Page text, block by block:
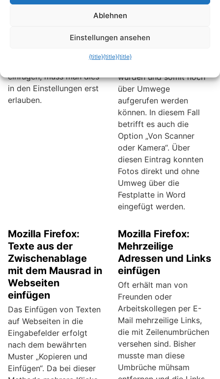
herauskopieren. Möchte
einen Befehl in ein
Textdokument, wie zum
einfügen, muss man dies
in den Einstellungen erst
erlauben.
Funktionen die ab
Version 2007 nicht mehr
Nachricht ist, dass einige
Funktionen nicht
wurden und somit noch
über Umwege
aufgerufen werden
können. In diesem Fall
betrifft es auch die
Option „Von Scanner
oder Kamera“. Über
diesen Eintrag konnten
Fotos direkt und ohne
Umweg über die
Festplatte in Word
eingefügt werden.
Mozilla Firefox:
Texte aus der
Zwischenablage
mit dem Mausrad in
Webseiten
einfügen
Das Einfügen von Texten
auf Webseiten in die
Eingabefelder erfolgt
nach dem bewährten
Muster „Kopieren und
Einfügen“. Da bei dieser
Mozilla Firefox:
Mehrzeilige
Adressen und Links
einfügen
Oft erhält man von
Freunden oder
Arbeitskollegen per E-
Mail mehrzeilige Links,
die mit Zeilenumbrüchen
versehen sind. Bisher
musste man diese
Umbrüche mühsam
Ablehnen
Einstellungen ansehen
{title}{title}{title}